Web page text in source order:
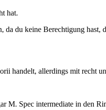
hat.
du keine Berechtigung hast,
handelt, allerdings mit recht
M. Spec intermediate in den